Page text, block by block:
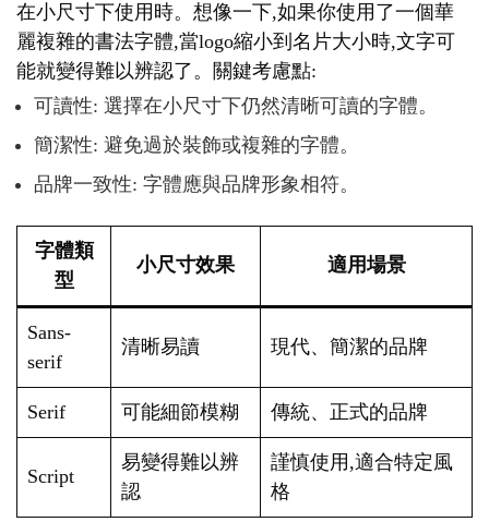
在小尺寸下使用時。想像一下,如果你使用了一個華
麗複雜的書法字體,當logo縮小到名片大小時,文字可
能就變得難以辨認了。關鍵考慮點:
可讀性: 選擇在小尺寸下仍然清晰可讀的字體。
簡潔性: 避免過於裝飾或複雜的字體。
品牌一致性: 字體應與品牌形象相符。
字體類
型
小尺寸效果 適用場景
Sans-
serif
清晰易讀 現代、簡潔的品牌
Serif 可能細節模糊 傳統、正式的品牌
Script
易變得難以辨
認
謹慎使用,適合特定風
格